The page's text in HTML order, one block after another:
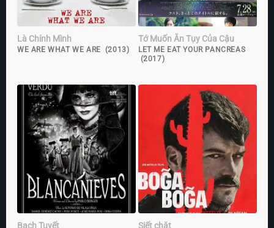
Là Chính Mình
WE ARE WHAT WE ARE (2013)
Tớ Muốn Ăn Tụy Của Cậu
LET ME EAT YOUR PANCREAS
(2017)
Bạch Tuyết Siết chặt